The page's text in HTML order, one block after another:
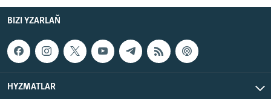
BIZI YZARLAŇ
HYZMATLAR